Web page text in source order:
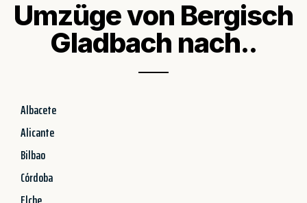
Umzüge von Bergisch
Gladbach nach..
Albacete
Alicante
Bilbao
Córdoba